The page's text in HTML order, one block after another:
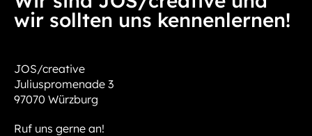
wir sollten uns kennenlernen!
JOS/creative
Juliuspromenade 3
97070 Würzburg
Ruf uns gerne an!